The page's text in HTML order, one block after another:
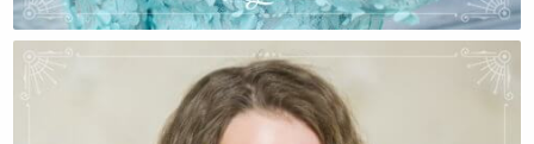
Женские Сценарии. Быть Не Как Мама.